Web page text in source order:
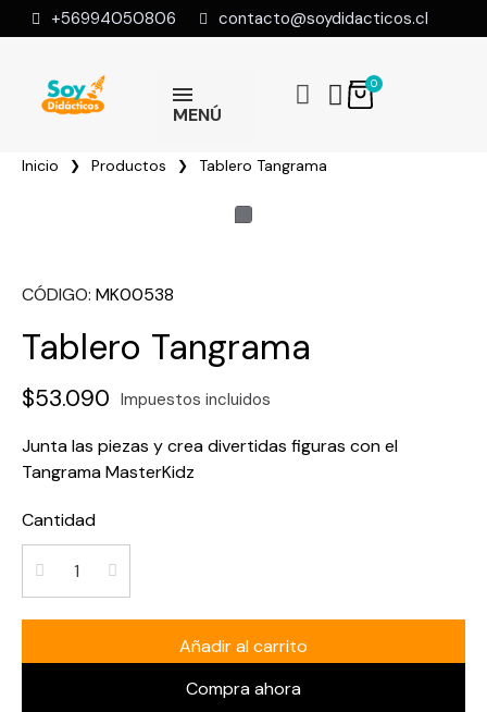
+56994050806 contacto@soydidacticos.cl
MENÚ
Inicio Productos Tablero Tangrama
CÓDIGO MK00538
Tablero Tangrama
$53.090 Impuestos incluidos
Junta las piezas y crea divertidas figuras con el
Tangrama MasterKidz
Cantidad
Añadir al carrito
Compra ahora